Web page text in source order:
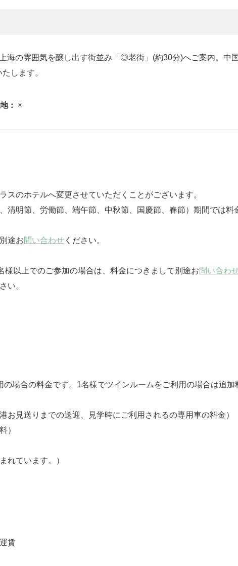
海の雰囲気を醸し出す街並み「◎老街」(約30分)へご案内。中
します。
： ×
のホテルへ変更させていただくことがございます。
清明節、労働節、端午節、中秋節、国慶節、春節）期間では料
途お問い合わせ ください。
以上でのご参加の場合は、料金につきまして別途お問い合わ
い。
場合の料金です。1名様でツインルームをご利用の場合は追加
お見送りまでの送迎、見学時にご利用されるの専用車の料金）
）
れています。）
賃